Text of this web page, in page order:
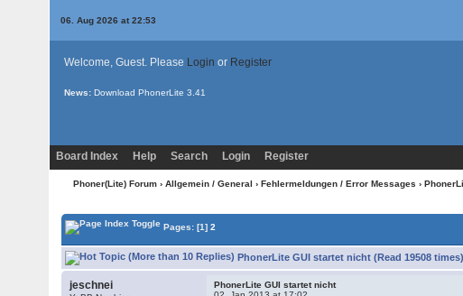
06. Aug 2026 at 22:53
Welcome, Guest. Please Login or Register
News: Download PhonerLite 3.41
Board Index Help Search Login Register
Phoner(Lite) Forum › Allgemein / General › Fehlermeldungen / Error Messages ›
Pages:[1] 2
PhonerLite GUI startet nicht (Read 19508 times)
jeschnei
PhonerLite GUI startet nicht